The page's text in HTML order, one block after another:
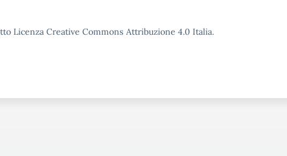
Licenza Creative Commons Attribuzione 4.0 Italia.